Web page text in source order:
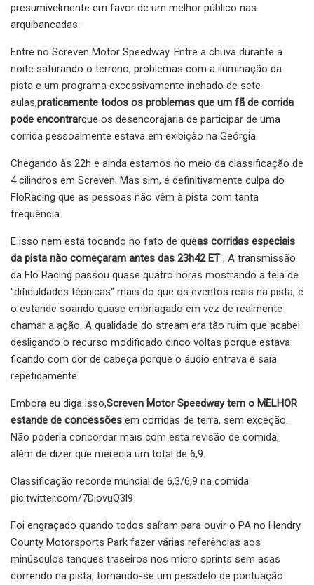
presumivelmente em favor de um melhor público nas
arquibancadas.
Entre no Screven Motor Speedway. Entre a chuva durante a
noite saturando o terreno, problemas com a iluminação da
pista e um programa excessivamente inchado de sete
aulas,praticamente todos os problemas que um fã de corrida
pode encontrarque os desencorajaria de participar de uma
corrida pessoalmente estava em exibição na Geórgia.
Chegando às 22h e ainda estamos no meio da classificação de
4 cilindros em Screven. Mas sim, é definitivamente culpa do
FloRacing que as pessoas não vêm à pista com tanta
frequência
E isso nem está tocando no fato de queas corridas especiais
da pista não começaram antes das 23h42 ET, A transmissão
da Flo Racing passou quase quatro horas mostrando a tela de
"dificuldades técnicas" mais do que os eventos reais na pista, e
o estande soando quase embriagado em vez de realmente
chamar a ação. A qualidade do stream era tão ruim que acabei
desligando o recurso modificado cinco voltas porque estava
ficando com dor de cabeça porque o áudio entrava e saía
repetidamente.
Embora eu diga isso,Screven Motor Speedway tem o MELHOR
estande de concessões em corridas de terra, sem exceção.
Não poderia concordar mais com esta revisão de comida,
além de dizer que merecia um total de 6,9.
Classificação recorde mundial de 6,3/6,9 na comida
pic.twitter.com/7DiovuQ3l9
Foi engraçado quando todos saíram para ouvir o PA no Hendry
County Motorsports Park fazer várias referências aos
minúsculos tanques traseiros nos micro sprints sem asas
correndo na pista, tornando-se um pesadelo de pontuação